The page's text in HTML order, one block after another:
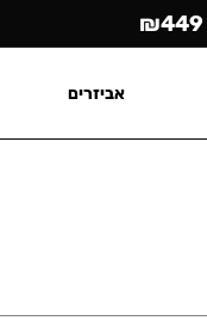
אביזרים